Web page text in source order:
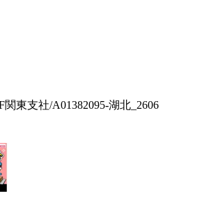
東支社/A01382095-湖北_2606